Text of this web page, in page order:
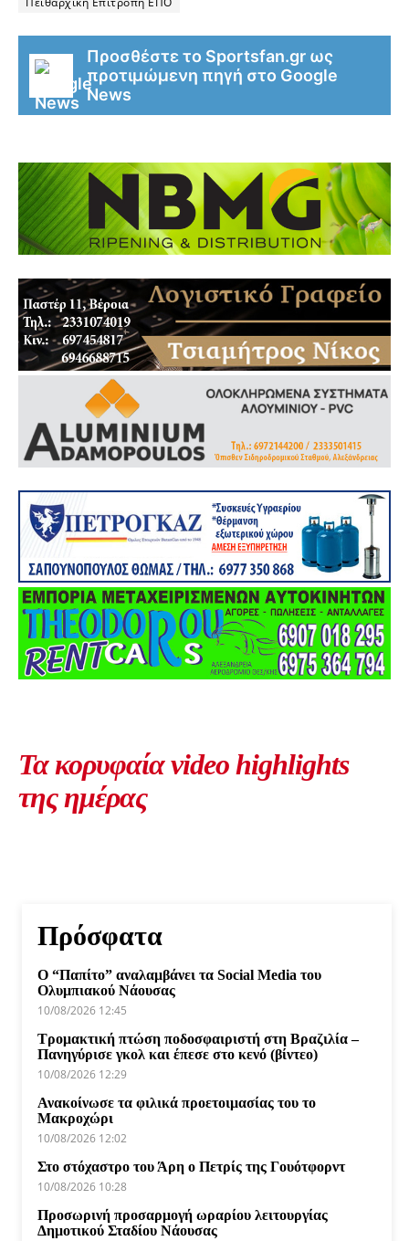
Προσθέστε το Sportsfan.gr ως
προτιμώμενη πηγή στο Google
News
Τα κορυφαία video highlights
της ημέρας
Πρόσφατα
Ο “Παπίτο” αναλαμβάνει τα Social Media του
Ολυμπιακού Νάουσας
10/08/2026 12:45
Τρομακτική πτώση ποδοσφαιριστή στη Βραζιλία –
Πανηγύρισε γκολ και έπεσε στο κενό (βίντεο)
10/08/2026 12:29
Ανακοίνωσε τα φιλικά προετοιμασίας του το
Μακροχώρι
10/08/2026 12:02
Στο στόχαστρο του Άρη ο Πετρίς της Γουότφορντ
10/08/2026 10:28
Προσωρινή προσαρμογή ωραρίου λειτουργίας
Δημοτικού Σταδίου Νάουσας